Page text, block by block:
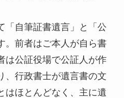
「自筆証書遺言」と「公
。前者はご本人が自ら書
は公証役場で公証人が作
、行政書士が遺言書の文
はほとんどなく、主に遺